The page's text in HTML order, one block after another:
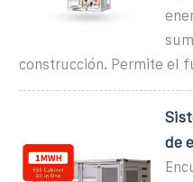
construcción. Permite el
de